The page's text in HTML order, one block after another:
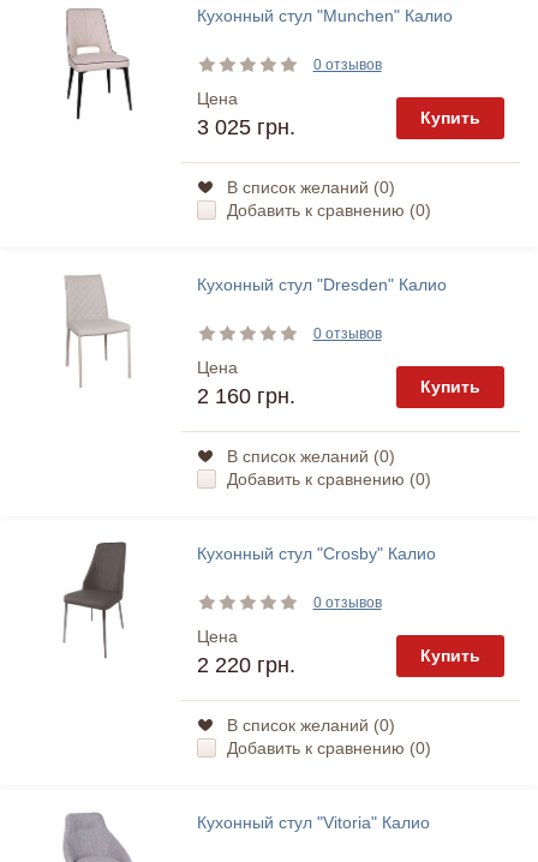
Кухонный стул "Munchen" Калио
0 отзывов
Цена
3 025 грн. Купить
В список желаний (0)
Добавить к сравнению (0)
Кухонный стул "Dresden" Калио
0 отзывов
Цена
2 160 грн. Купить
В список желаний (0)
Добавить к сравнению (0)
Кухонный стул "Crosby" Калио
0 отзывов
Цена
2 220 грн. Купить
В список желаний (0)
Добавить к сравнению (0)
Кухонный стул "Vitoria" Калио